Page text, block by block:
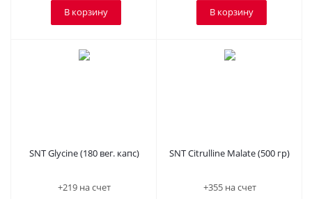
В корзину В корзину
SNT Glycine (180 вег. капс)
+219 на счет
SNT Citrulline Malate (500 гр)
+355 на счет